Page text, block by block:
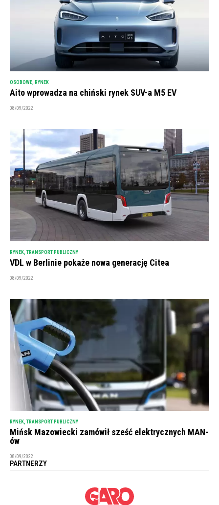
OSOBOWE RYNEK
Aito wprowadza na chiński rynek SUV-a M5 EV
08/09/2022
RYNEK TRANSPORT PUBLICZNY
VDL w Berlinie pokaże nowa generację Citea
08/09/2022
RYNEK TRANSPORT PUBLICZNY
Mińsk Mazowiecki zamówił sześć elektrycznych MAN-
ów
08/09/2022
PARTNERZY